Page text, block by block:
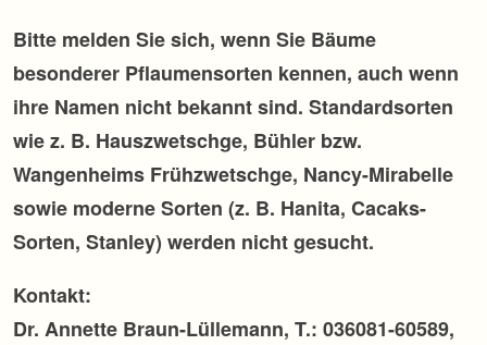
Bitte melden Sie sich, wenn Sie Bäume
besonderer Pflaumensorten kennen, auch wenn
ihre Namen nicht bekannt sind. Standardsorten
wie z. B. Hauszwetschge, Bühler bzw.
Wangenheims Frühzwetschge, Nancy-Mirabelle
sowie moderne Sorten (z. B. Hanita, Cacaks-
Sorten, Stanley) werden nicht gesucht.
Kontakt:
Dr. Annette Braun-Lüllemann, T.: 036081-60589,